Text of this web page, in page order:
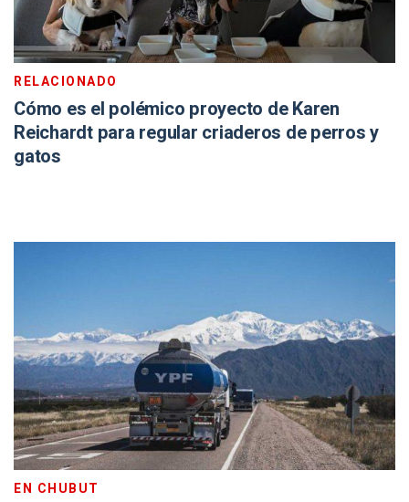
RELACIONADO
Cómo es el polémico proyecto de Karen
Reichardt para regular criaderos de perros y
gatos
EN CHUBUT